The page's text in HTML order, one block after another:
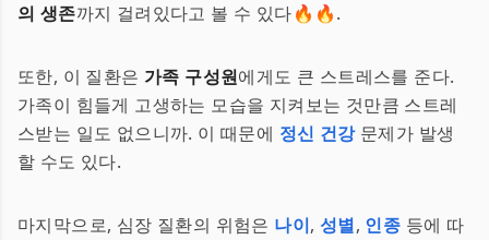
의 생존까지 걸려있다고 볼 수 있다🔥🔥.
또한, 이 질환은 가족 구성원에게도 큰 스트레스를 준다.
가족이 힘들게 고생하는 모습을 지켜보는 것만큼 스트레
스받는 일도 없으니까. 이 때문에 정신 건강문제가 발생
할 수도 있다.
마지막으로, 심장 질환의 위험은 나이, 성별, 인종 등에 따